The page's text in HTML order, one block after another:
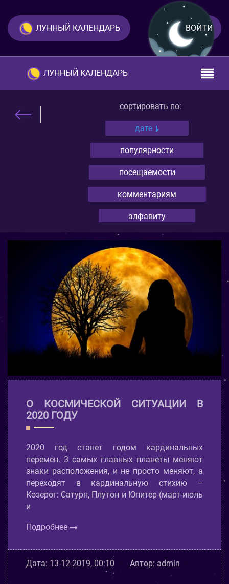
ВОЙТИ
ЛУННЫЙ КАЛЕНДАРЬ
ЛУННЫЙ КАЛЕНДАРЬ
сортировать по:
дате
популярности
посещаемости
комментариям
алфавиту
О КОСМИЧЕСКОЙ СИТУАЦИИ В
2020 ГОДУ
2020 год станет годом кардинальных
перемен. 3 самых главных планеты меняют
знаки расположения, и не просто меняют, а
переходят в кардинальную стихию –
Козерог: Сатурн, Плутон и Юпитер (март-июль
и
Подробнее
Дата: 13-12-2019, 00:10 Автор: admin